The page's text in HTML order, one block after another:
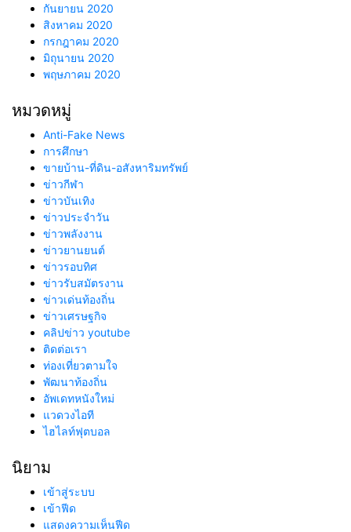
กันยายน 2020
สิงหาคม 2020
กรกฎาคม 2020
มิถุนายน 2020
พฤษภาคม 2020
หมวดหมู่
Anti-Fake News
การศึกษา
ขายบ้าน-ที่ดิน-อสังหาริมทรัพย์
ข่าวกีฬา
ข่าวบันเทิง
ข่าวประจำวัน
ข่าวพลังงาน
ข่าวยานยนต์
ข่าวรอบทิศ
ข่าวรับสมัตรงาน
ข่าวเด่นท้องถิ่น
ข่าวเศรษฐกิจ
คลิปข่าว youtube
ติดต่อเรา
ท่องเที่ยวตามใจ
พัฒนาท้องถิ่น
อัพเดทหนังใหม่
แวดวงไอที
ไฮไลท์ฟุตบอล
นิยาม
เข้าสู่ระบบ
เข้าฟีด
แสดงความเห็นฟีด